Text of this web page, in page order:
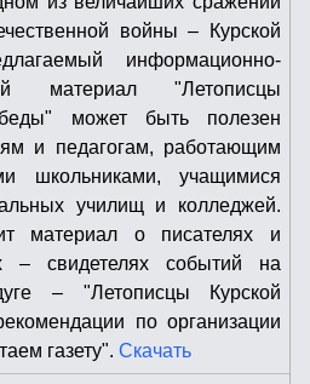
войны – Курской
информационно-
материал "Летописцы
может быть полезен
и педагогам, работающим
школьниками, учащимися
училищ и колледжей.
материал о писателях и
– свидетелях событий на
– "Летописцы Курской
по организации
газету". Скачать